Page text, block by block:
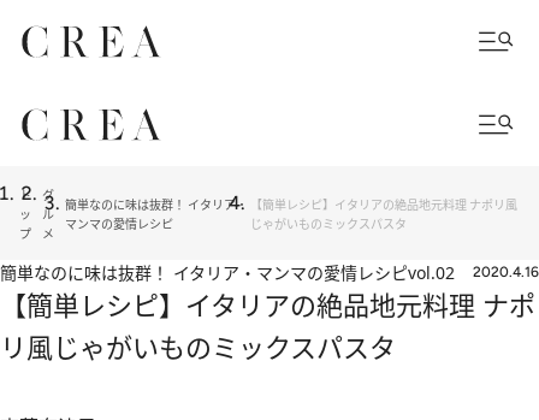
ト
ッ
プ
グ
ル
メ
簡単なのに味は抜群！ イタリア・
マンマの愛情レシピ
【簡単レシピ】イタリアの絶品地元料理 ナポリ風
じゃがいものミックスパスタ
簡単なのに味は抜群！ イタリア・マンマの愛情レシピvol.02 2020.4.16
【簡単レシピ】イタリアの絶品地元料理 ナポ
リ風じゃがいものミックスパスタ